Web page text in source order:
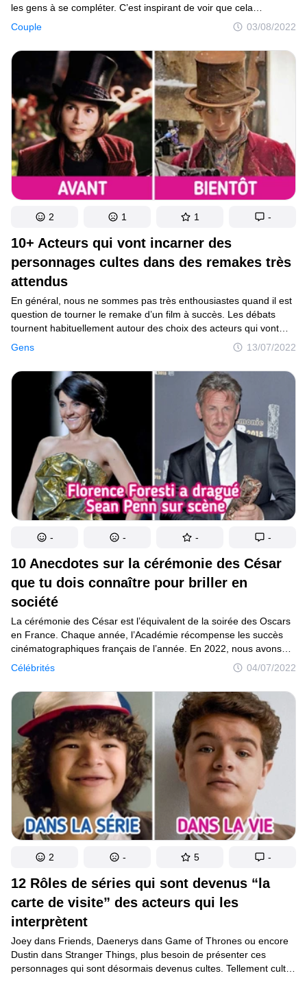
Couple 03/08/2022
les gens à se compléter. C’est inspirant de voir que cela
s’applique aussi aux stars, qui ne s’intéressent pas uniquement
aux personnes de leur milieu, d’un âge précis ou d’une certaine
origine. Par amour, elles choisissent de briser les frontières
de la couleur, de la fortune, de l’âge et même de la taille. Et cela
donne naissance à d’adorables photos.
10+ Acteurs qui vont incarner des
personnages cultes dans des remakes très
attendus
Gens 13/07/2022
En général, nous ne sommes pas très enthousiastes quand il est
question de tourner le remake d’un film à succès. Les débats
tournent habituellement autour des choix des acteurs qui vont
interpréter les personnages cultes dans les nouvelles
adaptations. Vont-ils être bons ? Seront-ils meilleurs que les
précédents ? Avec The Batman par exemple, les avis sont
mitigés concernant Robert Pattinson. Pourtant, le remake
de 2022 reste pour le moment en tête du box-office mondial.
2 1 1 -
10 Anecdotes sur la cérémonie des César
que tu dois connaître pour briller en
société
Célébrités 04/07/2022
La cérémonie des César est l’équivalent de la soirée des Oscars
en France. Chaque année, l’Académie récompense les succès
cinématographiques français de l’année. En 2022, nous avons
célébré la 47ème édition et cet évènement fait partie du paysage
médiatique de la France. Nous savons comment se déroule
la cérémonie des César mais il y a différents faits qui sont
méconnus des spectateurs.
- - - -
12 Rôles de séries qui sont devenus “la
carte de visite” des acteurs qui les
interprètent
Joey dans Friends, Daenerys dans Game of Thrones ou encore
Dustin dans Stranger Things, plus besoin de présenter ces
personnages qui sont désormais devenus cultes. Tellement cultes
2 - 5 -